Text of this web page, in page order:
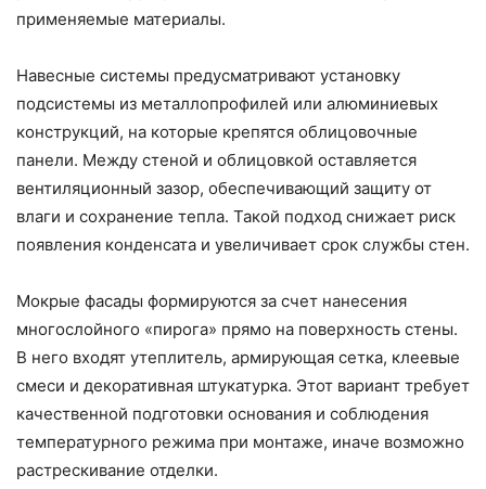
применяемые материалы.
Навесные системы предусматривают установку
подсистемы из металлопрофилей или алюминиевых
конструкций, на которые крепятся облицовочные
панели. Между стеной и облицовкой оставляется
вентиляционный зазор, обеспечивающий защиту от
влаги и сохранение тепла. Такой подход снижает риск
появления конденсата и увеличивает срок службы стен.
Мокрые фасады формируются за счет нанесения
многослойного «пирога» прямо на поверхность стены.
В него входят утеплитель, армирующая сетка, клеевые
смеси и декоративная штукатурка. Этот вариант требует
качественной подготовки основания и соблюдения
температурного режима при монтаже, иначе возможно
растрескивание отделки.